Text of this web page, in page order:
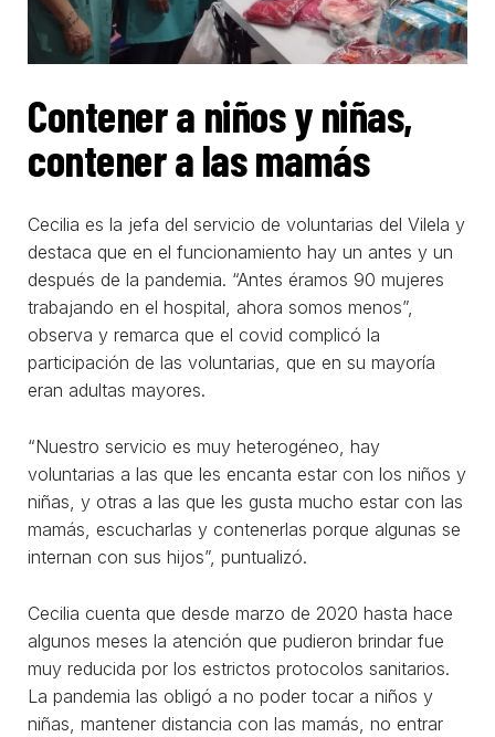
Contener a niños y niñas,
contener a las mamás
Cecilia es la jefa del servicio de voluntarias del Vilela y
destaca que en el funcionamiento hay un antes y un
después de la pandemia. “Antes éramos 90 mujeres
trabajando en el hospital, ahora somos menos”,
observa y remarca que el covid complicó la
participación de las voluntarias, que en su mayoría
eran adultas mayores.
“Nuestro servicio es muy heterogéneo, hay
voluntarias a las que les encanta estar con los niños y
niñas, y otras a las que les gusta mucho estar con las
mamás, escucharlas y contenerlas porque algunas se
internan con sus hijos”, puntualizó.
Cecilia cuenta que desde marzo de 2020 hasta hace
algunos meses la atención que pudieron brindar fue
muy reducida por los estrictos protocolos sanitarios.
La pandemia las obligó a no poder tocar a niños y
niñas, mantener distancia con las mamás, no entrar